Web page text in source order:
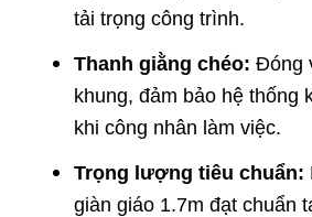
tải trọng công trình.
Thanh giằng chéo: Đóng
khung, đảm bảo hệ thống
khi công nhân làm việc.
Trọng lượng tiêu chuẩn:
giàn giáo 1.7m đạt chuẩn